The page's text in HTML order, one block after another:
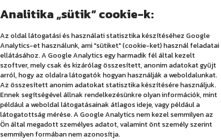
Analitika „sütik” cookie-k:
Az oldal látogatási és használati statisztika készítéséhez Google
Analytics-et használunk, ami "sütiket" (cookie-ket) használ feladatai
ellátásához. A Google Analytics egy harmadik fél által kezelt
szoftver, mely csak és kizárólag összesített, anonim adatokat gyűjt
arról, hogy az oldalra látogatók hogyan használják a weboldalunkat.
Az összesített anonim adatokat statisztika készítésére használjuk.
Ennek segítségével állnak rendelkezésünkre olyan információk, mint
például a weboldal látogatásainak átlagos ideje, vagy például a
látogatottság mérése. A Google Analytics nem kezel semmilyen az
Ön által megadott személyes adatot, valamint önt személy szerint
semmilyen formában nem azonosítja.